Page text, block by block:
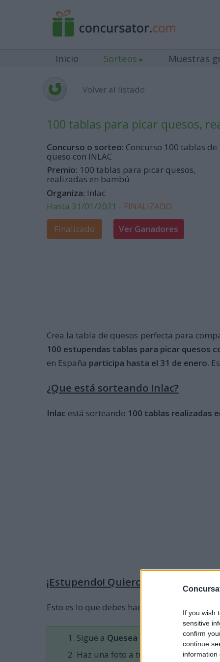
If you wish
sensitive
confirm
continue
information
Inicio Sorteos Muestras
Volver al listado
100 tablas para picar quesos,
Concurso o sorteo: Concurso 100 tablas de
queso con INLAC
Premio: 100 tablas para picar quesos,
realizadas en bambú
Organiza: Inlac
Hasta 31/01/2021 - FINALIZADO
Finalizado
Ver Ganadores
Crea la tabla de quesos perfecta para
100 estupendas tablas para picar quesos
en España participa hasta el 31 de enero.
¿Que está sorteando Inlac?
Inlac está sorteando 100 tablas realizadas
¡Estupendo! Quiero participar
Esto es lo que debes hacer para participar:
Sigue a Quesea España en su
Haz una foto a tu tabla con tus